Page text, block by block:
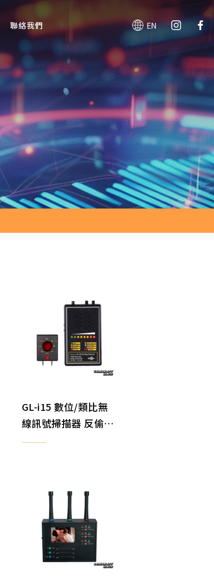
聯絡我們 EN
GL-i15 數位/類比無
線訊號掃描器 反偷拍
反監聽 反針孔 反竊聽